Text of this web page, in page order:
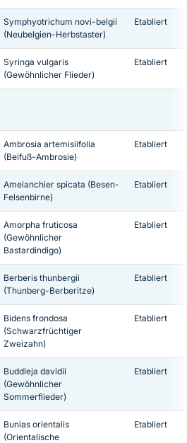
Symphyotrichum novi-belgii
(Neubelgien-Herbstaster)
Etabliert
Syringa vulgaris
(Gewöhnlicher Flieder)
Etabliert
Ambrosia artemisiifolia
(Beifuß-Ambrosie)
Etabliert
Amelanchier spicata (Besen-
Felsenbirne)
Etabliert
Amorpha fruticosa
(Gewöhnlicher
Bastardindigo)
Etabliert
Berberis thunbergii
(Thunberg-Berberitze)
Etabliert
Bidens frondosa
(Schwarzfrüchtiger
Zweizahn)
Etabliert
Buddleja davidii
(Gewöhnlicher
Sommerflieder)
Etabliert
Bunias orientalis
(Orientalische
Etabliert